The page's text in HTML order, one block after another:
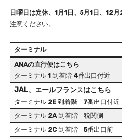
日曜日は定休、1月1日、5月1日、12月
注意ください。
ターミナル
ANAの直行便はこちら
ターミナル 1 到着階 4番出口付近
JAL、エールフランスはこちら
ターミナル 2E 到着階 7番出口付近
ターミナル 2A到着階 税関側
ターミナル 2C 到着階 5番出口前